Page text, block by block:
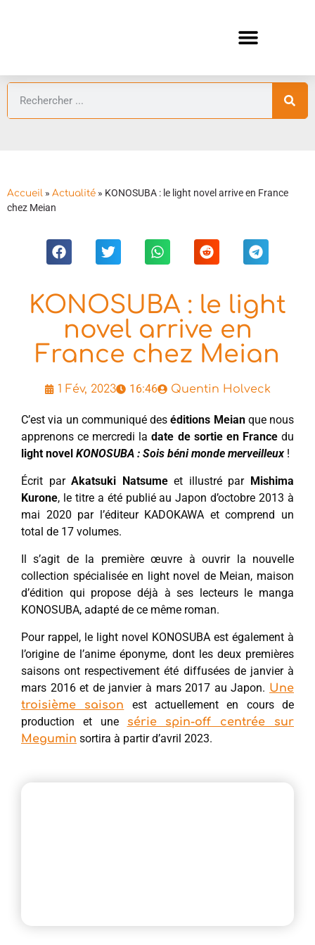
Accueil » Actualité » KONOSUBA : le light novel arrive en France
chez Meian
KONOSUBA : le light
novel arrive en
France chez Meian
1 Fév, 2023 16:46 Quentin Holveck
C’est via un communiqué deséditions Meianque nous
apprenons ce mercredi ladate de sortie en Francedu
light novel KONOSUBA : Sois béni monde merveilleux !
Écrit parAkatsuki Natsumeet illustré par Mishima
Kurone, le titre a été publié au Japon d’octobre 2013 à
mai 2020 par l’éditeur KADOKAWA et comprend un
total de 17 volumes.
Il s’agit de la première œuvre à ouvrir la nouvelle
collection spécialisée en light novel de Meian, maison
d’édition qui propose déjà à ses lecteurs le manga
KONOSUBA, adapté de ce même roman.
Pour rappel, le light novel KONOSUBA est également à
l’origine de l’anime éponyme, dont les deux premières
saisons ont respectivement été diffusées de janvier à
mars 2016 et de janvier à mars 2017 au Japon. Une
troisième saison
est actuellement en cours de
production et une
série spin-off centrée sur
Megumin sortira à partir d’avril 2023.